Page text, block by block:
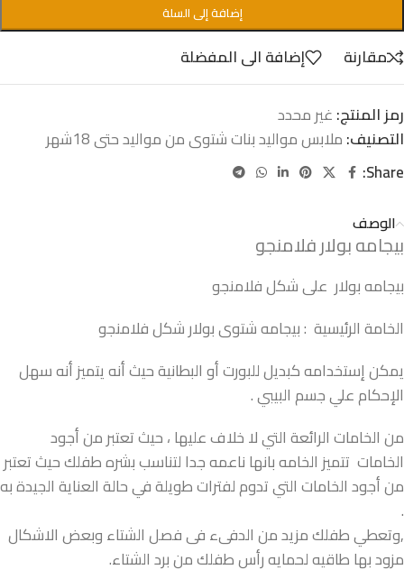
إضافة إلى السلة
مقارنة
إضافة الى المفضلة
رمز المنتج:غير محدد
التصنيف:ملابس مواليد بنات شتوى من مواليد حتى 18شهر
Share:
الوصف
بيجامه بولار فلامنجو
بيجامه بولار على شكل فلامنجو
الخامة الرئيسية : بيجامه شتوى بولار شكل فلامنجو
يمكن إستخدامه كبديل للبورت أو البطانية حيث أنه يتميز أنه سهل
الإحكام علي جسم البيبي .
من الخامات الرائعة التي لا خلاف عليها ، حيث تعتبر من أجود
الخامات تتميز الخامه بانها ناعمه جدا لتناسب بشره طفلك حيث تعتبر
من أجود الخامات التي تدوم لفترات طويلة في حالة العناية الجيدة به
.
,وتعطي طفلك مزيد من الدفىء فى فصل الشتاء وبعض الاشكال
مزود بها طاقيه لحمايه رأس طفلك من برد الشتاء.